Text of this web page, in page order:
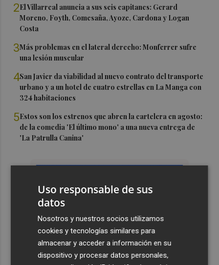
2El Villarreal anuncia a sus seis capitanes: Gerard
Moreno, Foyth, Comesaña, Ayoze, Cardona y Logan
Costa
3Más problemas en el lateral derecho: Monferrer sufre
una lesión muscular
4San Javier da viabilidad al nuevo contrato del transporte
urbano y a un hotel de cuatro estrellas en La Manga con
324 habitaciones
5Estos son los estrenos que abren la cartelera en agosto:
de la comedia 'El último mono' a una nueva entrega de
'La Patrulla Canina'
Uso responsable de sus
datos
Nosotros y nuestros socios utilizamos
cookies y tecnologías similares para
almacenar y acceder a información en su
dispositivo y procesar datos personales,